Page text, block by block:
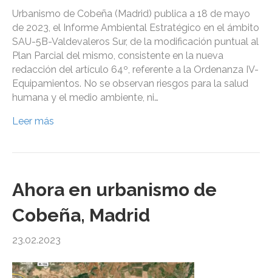
Urbanismo de Cobeña (Madrid) publica a 18 de mayo
de 2023, el Informe Ambiental Estratégico en el ámbito
SAU-5B-Valdevaleros Sur, de la modificación puntual al
Plan Parcial del mismo, consistente en la nueva
redacción del artículo 64º, referente a la Ordenanza IV-
Equipamientos. No se observan riesgos para la salud
humana y el medio ambiente, ni…
Leer más
Ahora en urbanismo de
Cobeña, Madrid
23.02.2023